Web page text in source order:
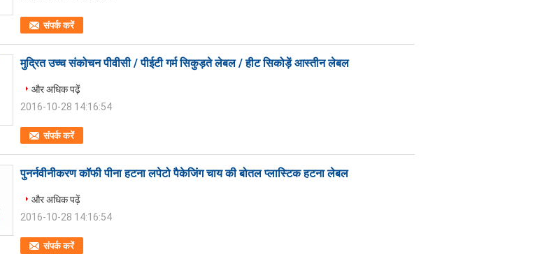
संपर्क करें
मुद्रित उच्च संकोचन पीवीसी / पीईटी गर्म सिकुड़ते लेबल / हीट सिकोड़ें आस्तीन लेबल
संपर्क करें
और अधिक पढ़ें
2016-10-28 14:16:54
पुनर्नवीनीकरण कॉफी पीना हटना लपेटो पैकेजिंग चाय की बोतल प्लास्टिक हटना लेबल
संपर्क करें
और अधिक पढ़ें
2016-10-28 14:16:54